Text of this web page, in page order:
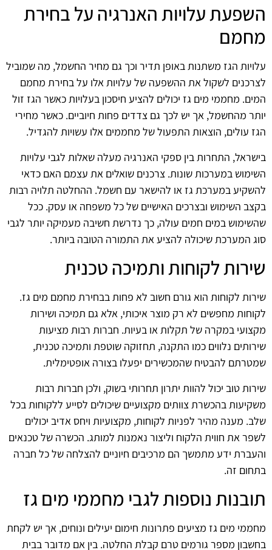
השפעת עלויות האנרגיה על בחירת
מחמם
עלויות הגז משתנות באופן תדיר וכך גם מחיר החשמל, מה שמוביל
לצרכנים לשקול את ההשפעה של עלויות אלו על בחירת מחמם
המים. מחממי מים גז יכולים להציע חיסכון בעלויות כאשר הגז זול
יותר מהחשמל, אך יש לכך גם צדדים פחות חיוביים. כאשר מחירי
הגז עולים, הוצאות התפעול של מחממים אלו עשויות להגדיל.
בישראל, התחרות בין ספקי האנרגיה מעלה שאלות לגבי עלויות
השימוש במערכות שונות. צרכנים שואלים את עצמם האם כדאי
להשקיע במערכת גז או להישאר עם חשמל. ההחלטה תלויה רבות
בקצב השימוש ובצרכים האישיים של כל משפחה או עסק. ככל
שהשימוש במים חמים עולה, כך נדרשת חשיבה מעמיקה יותר לגבי
סוג המערכת שיכולה להציע את התמורה הטובה ביותר.
שירות לקוחות ותמיכה טכנית
שירות לקוחות הוא גורם חשוב לא פחות בבחירת מחמם מים גז.
לקוחות מחפשים לא רק מוצר איכותי, אלא גם תמיכה ושירות
מקצועי במקרה של תקלות או בעיות. חברות רבות מציעות
שירותים נלווים כמו התקנה, תחזוקה שוטפת ותמיכה טכנית,
שמטרתם להבטיח שהמכשירים יפעלו בצורה אופטימלית.
שירות טוב יכול להוות יתרון תחרותי בשוק, ולכן חברות רבות
משקיעות בהכשרת צוותים מקצועיים שיכולים לסייע ללקוחות בכל
שלב. מענה מהיר לפניות לקוחות, מקצועיות ויחס אדיב יכולים
לשפר את חווית הלקוח וליצור נאמנות למותג. הכשרה של טכנאים
והעברת ידע מתמשך הם מרכיבים חיוניים להצלחה של כל חברה
בתחום זה.
תובנות נוספות לגבי מחממי מים גז
מחממי מים גז מציעים פתרונות חימום יעילים ונוחים, אך יש לקחת
בחשבון מספר גורמים טרם קבלת החלטה. בין אם מדובר בבית